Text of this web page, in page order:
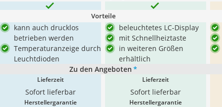
Vorteile
kann auch drucklos
betrieben werden
Temperaturanzeige durch
Leuchtdioden
beleuchtetes LC-Display
mit Schnellheiztaste
in weiteren Größen
erhältlich
Zu den Angeboten *
Lieferzeit
Sofort lieferbar
Lieferzeit
Sofort lieferbar
Herstellergarantie Herstellergarantie